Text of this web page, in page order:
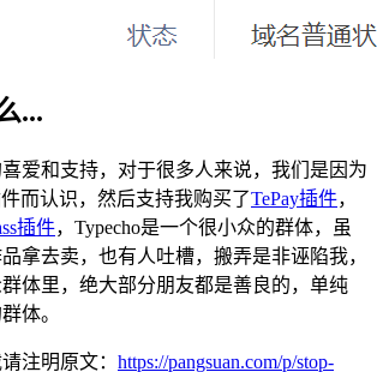
...
爱和支持，对于很多人来说，我们是因为
而认识，然后支持我购买了TePay插件，
插件，Typecho是一个很小众的群体，虽
拿去卖，也有人吐槽，搬弄是非诬陷我，
体里，绝大部分朋友都是善良的，单纯
体。
注明原文： https://pangsuan.com/p/stop-